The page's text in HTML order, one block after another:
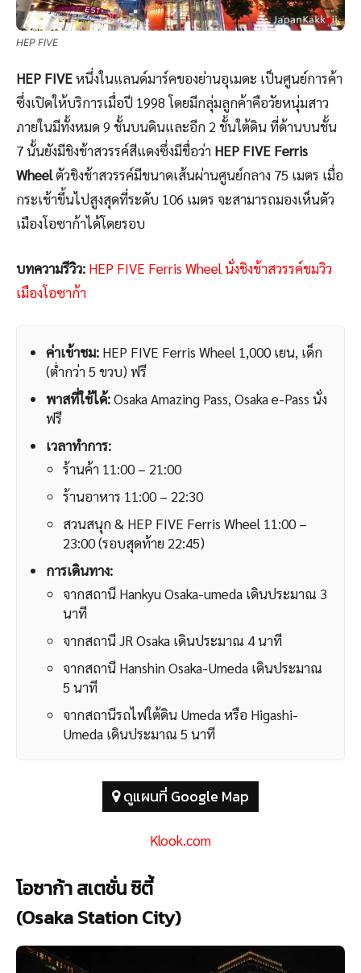
HEP FIVE
HEP FIVEหนึ่งในแลนด์มาร์คของย่านอุเมดะ เป็นศูนย์การค้า
ซึ่งเปิดให้บริการเมื่อปี 1998 โดยมีกลุ่มลูกค้าคือวัยหนุ่มสาว
ภายในมีทั้งหมด 9 ชั้นบนดินและอีก 2 ชั้นใต้ดิน ที่ด้านบนชั้น
7 นั้นยังมีชิงช้าสวรรค์สีแดงซึ่งมีชื่อว่า HEP FIVE Ferris
Wheelตัวชิงช้าสวรรค์มีขนาดเส้นผ่านศูนย์กลาง 75 เมตร เมื่อ
กระเช้าขึ้นไปสูงสุดที่ระดับ 106 เมตร จะสามารถมองเห็นตัว
เมืองโอซาก้าได้โดยรอบ
บทความรีวิว: HEP FIVE Ferris Wheel นั่งชิงช้าสวรรค์ชมวิว
เมืองโอซาก้า
ค่าเข้าชม: HEP FIVE Ferris Wheel 1,000 เยน, เด็ก
(ต่ำกว่า 5 ขวบ) ฟรี
พาสที่ใช้ได้:Osaka Amazing Pass, Osaka e-Pass นั่ง
ฟรี
เวลาทำการ:
ร้านค้า 11:00 – 21:00
ร้านอาหาร 11:00 – 22:30
สวนสนุก & HEP FIVE Ferris Wheel 11:00 –
23:00 (รอบสุดท้าย 22:45)
การเดินทาง:
จากสถานี Hankyu Osaka-umeda เดินประมาณ 3
นาที
จากสถานี JR Osaka เดินประมาณ 4 นาที
จากสถานี Hanshin Osaka-Umeda เดินประมาณ
5 นาที
จากสถานีรถไฟใต้ดิน Umeda หรือ Higashi-
Umeda เดินประมาณ 5 นาที
ดูแผนที่ Google Map
Klook.com
โอซาก้า สเตชั่น ซิตี้
(Osaka Station City)